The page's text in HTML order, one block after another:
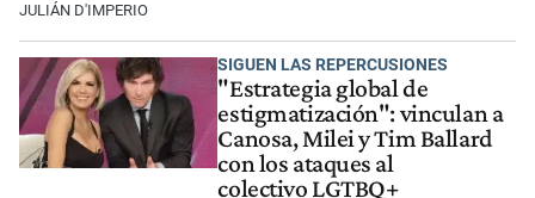
JULIÁN D'IMPERIO
SIGUEN LAS REPERCUSIONES
"Estrategia global de
estigmatización": vinculan a
Canosa, Milei y Tim Ballard
con los ataques al
colectivo LGTBQ+